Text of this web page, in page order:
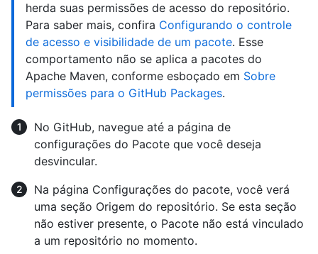
herda suas permissões de acesso do repositório.
Para saber mais, confira Configurando o controle
de acesso e visibilidade de um pacote. Esse
comportamento não se aplica a pacotes do
Apache Maven, conforme esboçado em Sobre
permissões para o GitHub Packages.
No GitHub, navegue até a página de
configurações do Pacote que você deseja
desvincular.
Na página Configurações do pacote, você verá
uma seção Origem do repositório. Se esta seção
não estiver presente, o Pacote não está vinculado
a um repositório no momento.